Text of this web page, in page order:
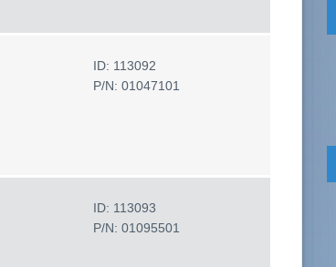
ID: 113092
P/N: 01047101
ID: 113093
P/N: 01095501